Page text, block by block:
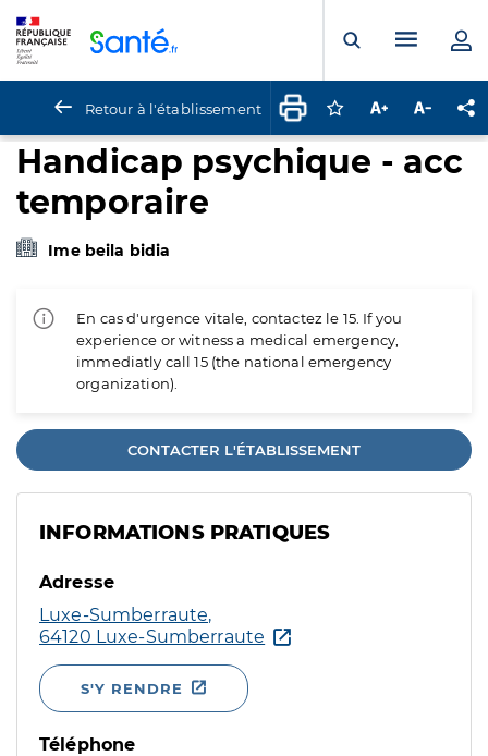
Ouvrir laMenu
Retour à l'établissement Connectez-vous
Augmenter la
Handicap psychique - acc
temporaire
Ime beila bidia
En cas d'urgence vitale, contactez le 15. If you
experience or witness a medical emergency,
immediatly call 15 (the national emergency
organization).
CONTACTER L'ÉTABLISSEMENT
INFORMATIONS PRATIQUES
Adresse
Luxe-Sumberraute,
64120 Luxe-Sumberraute
S'Y RENDRE
Téléphone